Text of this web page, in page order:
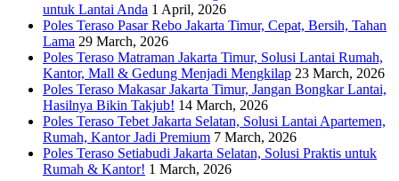
untuk Lantai Anda 1 April, 2026
Poles Teraso Pasar Rebo Jakarta Timur, Cepat, Bersih, Tahan
Lama 29 March, 2026
Poles Teraso Matraman Jakarta Timur, Solusi Lantai Rumah,
Kantor, Mall & Gedung Menjadi Mengkilap 23 March, 2026
Poles Teraso Makasar Jakarta Timur, Jangan Bongkar Lantai,
Hasilnya Bikin Takjub! 14 March, 2026
Poles Teraso Tebet Jakarta Selatan, Solusi Lantai Apartemen,
Rumah, Kantor Jadi Premium 7 March, 2026
Poles Teraso Setiabudi Jakarta Selatan, Solusi Praktis untuk
Rumah & Kantor! 1 March, 2026